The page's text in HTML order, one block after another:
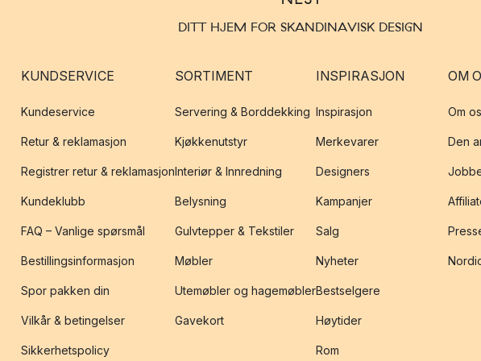
I dag designer og produserer Normann Copenhagen lamper, møbler og interiør som
Materialvalg er et viktig element, både for å skape produkter som lever opp til Normann
Normann Copenhagen bruker mer enn 100 forskjellige typer materialer i sine produkter, fra
glass og porselen. Materialutvalget skjer på bakgrunn av styrke, holdbarhet og å redusere
skogsdriften tar hensyn til lokalbefolkningen, hogsten er kontrollert og ikke fører til
DITT HJEM FOR SKANDINAVISK DESIGN
KUNDSERVICE
Kundeservice
Retur & reklamasjon
Registrer retur & reklamasjon
Kundeklubb
FAQ – Vanlige spørsmål
Bestillingsinformasjon
Spor pakken din
Vilkår & betingelser
Sikkerhetspolicy
SORTIMENT
Servering & Borddekking
Kjøkkenutstyr
Interiør & Innredning
Belysning
Gulvtepper & Tekstiler
Møbler
Utemøbler og hagemøbler
Gavekort
INSPIRASJON
Inspirasjon
Merkevarer
Designers
Kampanjer
Salg
Nyheter
Bestselgere
Høytider
Rom
OM
Om
Den